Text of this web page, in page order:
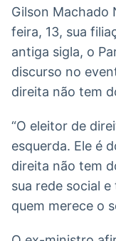
Soluções de
e Conteúdos
Gilson Machado
feira, 13, sua
antiga sigla, o
discurso no
direita não tem
“O eleitor de
esquerda. Ele é
direita não tem
sua rede social
quem merece o